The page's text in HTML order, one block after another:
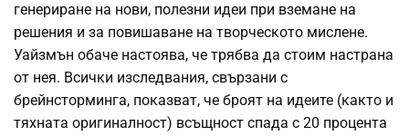
генериране на нови, полезни идеи при вземане на
решения и за повишаване на творческото мислене.
Уайзмън обаче настоява, че трябва да стоим настрана
от нея. Всички изследвания, свързани с
брейнсторминга, показват, че броят на идеите (както и
тяхната оригиналност) всъщност спада с 20 процента